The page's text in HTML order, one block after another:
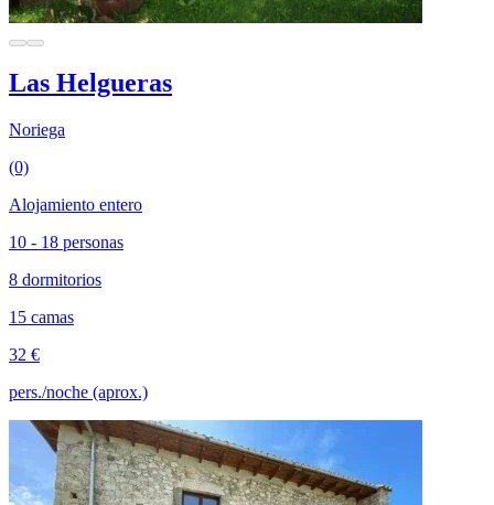
Las Helgueras
Noriega
(0)
Alojamiento entero
10 - 18 personas
8 dormitorios
15 camas
32 €
pers./noche (aprox.)